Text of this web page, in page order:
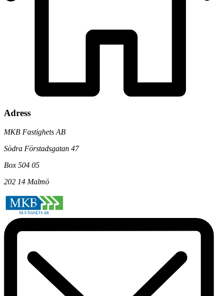
Adress
MKB Fastighets AB
Södra Förstadsgatan 47
Box 504 05
202 14 Malmö